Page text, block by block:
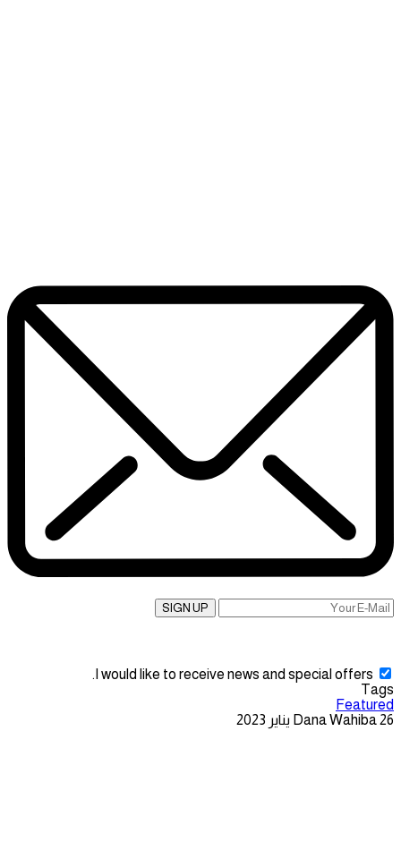
SIGN UP
I would like to receive news and special offers.
Tags
Featured
Dana Wahiba26 يناير 2023